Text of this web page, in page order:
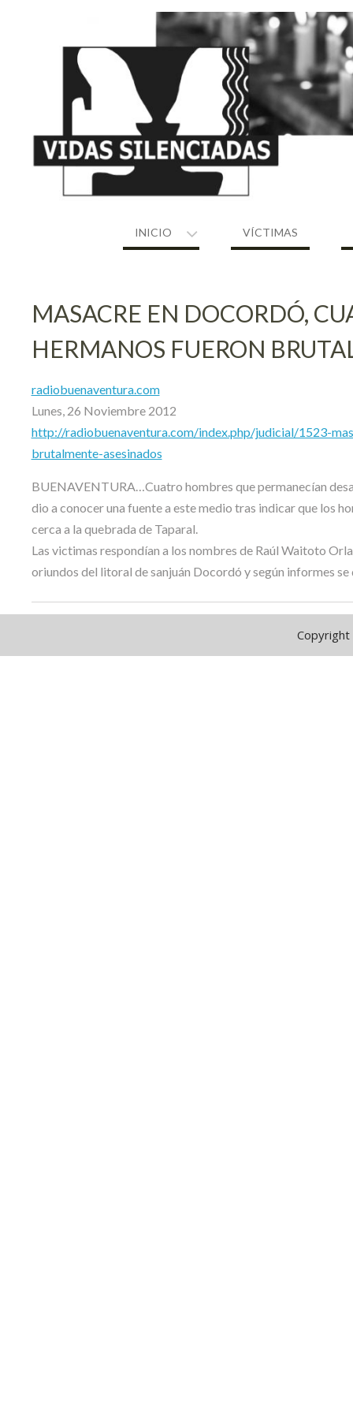
INICIO VÍCTIMAS
MASACRE EN DOCORDÓ,
HERMANOS FUERON
radiobuenaventura.com
Lunes, 26 Noviembre 2012
http://radiobuenaventura.com/index.php/judicial/1523-
brutalmente-asesinados
BUENAVENTURA…Cuatro hombres que permanecían
dio a conocer una fuente a este medio tras indicar que los
cerca a la quebrada de Taparal.
Las victimas respondían a los nombres de Raúl Waitoto
oriundos del litoral de sanjuán Docordó y según informes
Copyright